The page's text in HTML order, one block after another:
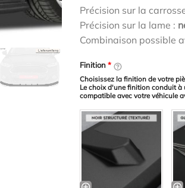
Précision sur la
Précision sur la lame :
Combinaison possible
Finition*
Choisissez la finition de votre
Le choix d'une finition conduit à
compatible avec votre véhicule